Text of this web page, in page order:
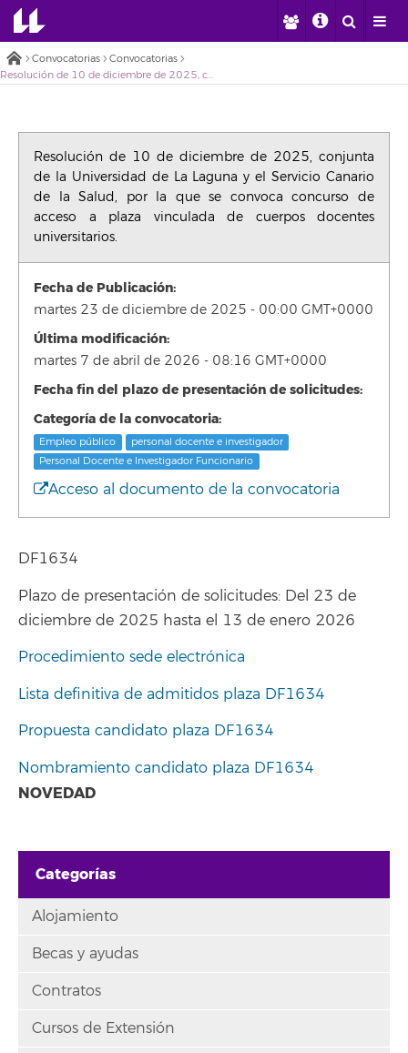
Convocatorias
Convocatorias
Resolución de 10 de diciembre de 2025, conjunta de la Universidad de La Laguna y el Servicio Canario de la Salud, por la que se convoca concurso de acceso a plaza vinculada de cuerpos docentes universitarios.
Resolución de 10 de diciembre de 2025, conjunta
de la Universidad de La Laguna y el Servicio Canario
de la Salud, por la que se convoca concurso de
acceso a plaza vinculada de cuerpos docentes
universitarios.
Fecha de Publicación:
martes 23 de diciembre de 2025 - 00:00 GMT+0000
Última modificación:
martes 7 de abril de 2026 - 08:16 GMT+0000
Fecha fin del plazo de presentación de solicitudes:
Categoría de la convocatoria:
Empleo público
personal docente e investigador
Personal Docente e Investigador Funcionario
Acceso al documento de la convocatoria
DF1634
Plazo de presentación de solicitudes: Del 23 de
diciembre de 2025 hasta el 13 de enero 2026
Procedimiento sede electrónica
Lista definitiva de admitidos plaza DF1634
Propuesta candidato plaza DF1634
Nombramiento candidato plaza DF1634
NOVEDAD
Categorías
Alojamiento
Becas y ayudas
Contratos
Cursos de Extensión